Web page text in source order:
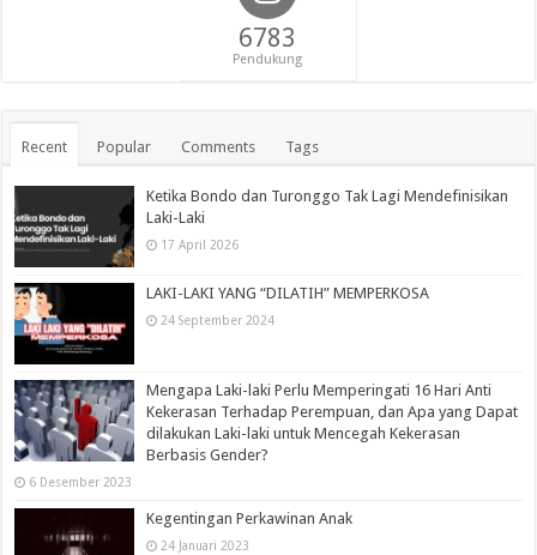
6783
Pendukung
Recent Popular Comments Tags
Ketika Bondo dan Turonggo Tak Lagi Mendefinisikan
Laki-Laki
17 April 2026
LAKI-LAKI YANG “DILATIH” MEMPERKOSA
24 September 2024
Mengapa Laki-laki Perlu Memperingati 16 Hari Anti
Kekerasan Terhadap Perempuan, dan Apa yang Dapat
dilakukan Laki-laki untuk Mencegah Kekerasan
Berbasis Gender?
6 Desember 2023
Kegentingan Perkawinan Anak
24 Januari 2023